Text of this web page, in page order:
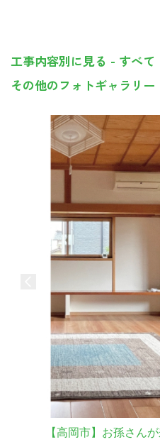
工事内容別に見る - すべて
その他のフォトギャラリー
【高岡市】お孫さん